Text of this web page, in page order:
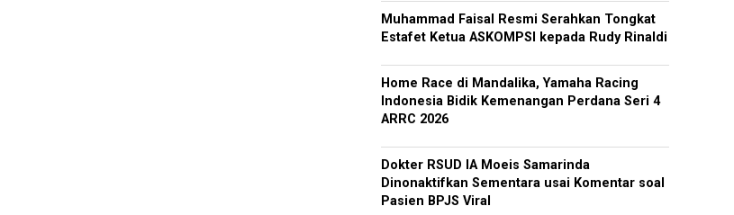
Muhammad Faisal Resmi Serahkan Tongkat
Estafet Ketua ASKOMPSI kepada Rudy Rinaldi
Home Race di Mandalika, Yamaha Racing
Indonesia Bidik Kemenangan Perdana Seri 4
ARRC 2026
Dokter RSUD IA Moeis Samarinda
Dinonaktifkan Sementara usai Komentar soal
Pasien BPJS Viral